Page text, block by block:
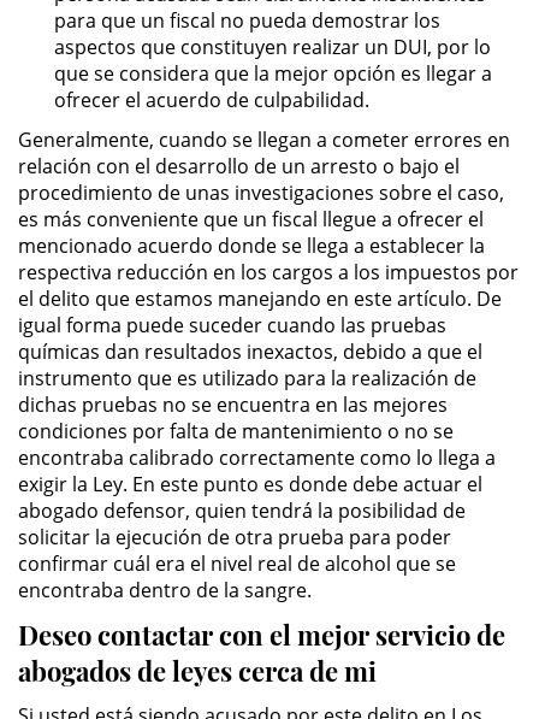
Violation of a Restraining Order
Driving Crimes
Carjacking
Driving with a Suspended License
Evading a Police Officer
Hit and Run
Vehicular Manslaughter
Drug Crimes
California Marijuana Laws
Manufacturing Drugs
Possession Of A Controlled
Substance
para que un fiscal no pueda demostrar los
aspectos que constituyen realizar un DUI, por lo
que se considera que la mejor opción es llegar a
ofrecer el acuerdo de culpabilidad.
Generalmente, cuando se llegan a cometer errores en
relación con el desarrollo de un arresto o bajo el
procedimiento de unas investigaciones sobre el caso,
es más conveniente que un fiscal llegue a ofrecer el
mencionado acuerdo donde se llega a establecer la
respectiva reducción en los cargos a los impuestos por
el delito que estamos manejando en este artículo. De
igual forma puede suceder cuando las pruebas
químicas dan resultados inexactos, debido a que el
instrumento que es utilizado para la realización de
dichas pruebas no se encuentra en las mejores
condiciones por falta de mantenimiento o no se
encontraba calibrado correctamente como lo llega a
exigir la Ley. En este punto es donde debe actuar el
abogado defensor, quien tendrá la posibilidad de
solicitar la ejecución de otra prueba para poder
confirmar cuál era el nivel real de alcohol que se
encontraba dentro de la sangre.
Deseo contactar con el mejor servicio de
abogados de leyes cerca de mi